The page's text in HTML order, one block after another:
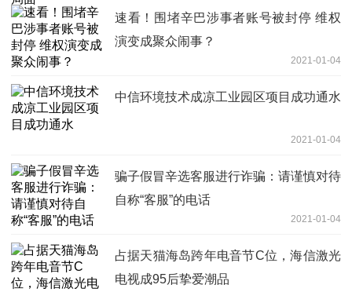
速看！围堵辛巴涉事者账号被封停 维权
演变成聚众闹事？
2021-01-04
中信环境技术成凉工业园区项目成功通水
2021-01-04
骗子假冒辛选客服进行诈骗：请谨慎对待
自称“客服”的电话
2021-01-04
占据天猫海岛跨年电音节C位，海信激光
电视成95后挚爱潮品